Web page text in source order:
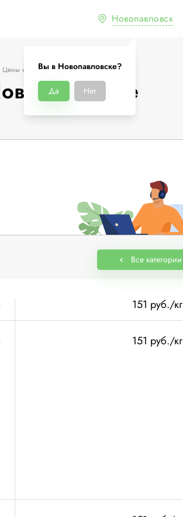
Новопавловск
Вы в Новопавловске?
Да Нет
Цены на нержавейку
Все категории
151 руб./кг
151 руб./кг